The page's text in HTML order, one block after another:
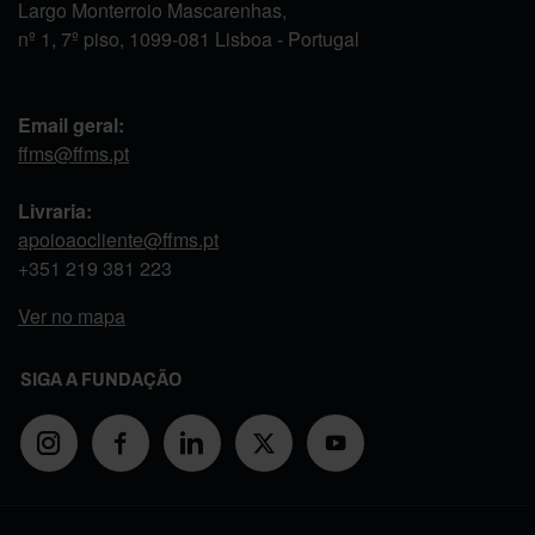
Largo Monterroio Mascarenhas,
nº 1, 7º piso, 1099-081 Lisboa - Portugal
Email geral:
ffms@ffms.pt
Livraria:
apoioaocliente@ffms.pt
+351 219 381 223
Ver no mapa
SIGA A FUNDAÇÃO